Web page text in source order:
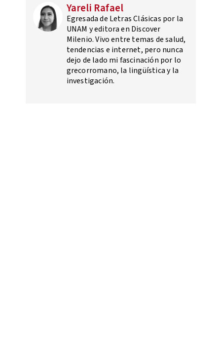
Yareli Rafael
Egresada de Letras Clásicas por la
UNAM y editora en Discover
Milenio. Vivo entre temas de salud,
tendencias e internet, pero nunca
dejo de lado mi fascinación por lo
grecorromano, la lingüística y la
investigación.